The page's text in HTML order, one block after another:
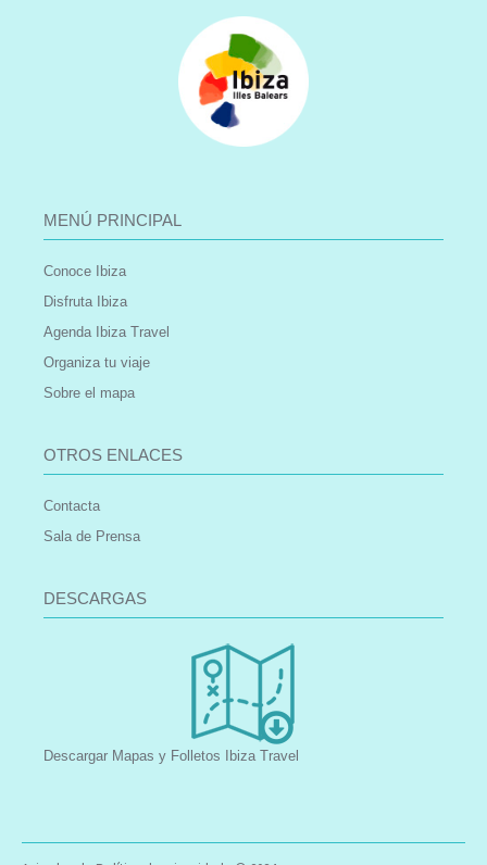
MENÚ PRINCIPAL
Conoce Ibiza
Disfruta Ibiza
Agenda Ibiza Travel
Organiza tu viaje
Sobre el mapa
OTROS ENLACES
Contacta
Sala de Prensa
DESCARGAS
Descargar Mapas y Folletos Ibiza Travel